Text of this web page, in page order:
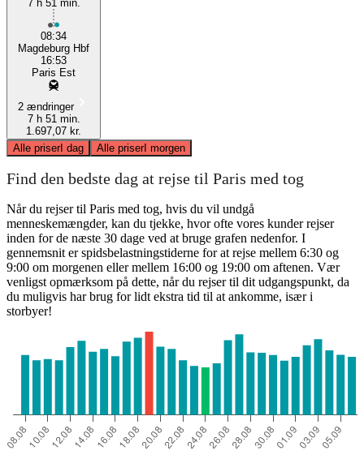
7 h 51 min.
08:34
Magdeburg Hbf
16:53
Paris Est
2 ændringer
7 h 51 min.
1.697,07 kr.
Alle priserI dag Alle priserI morgen
Find den bedste dag at rejse til Paris med tog
Når du rejser til Paris med tog, hvis du vil undgå
menneskemængder, kan du tjekke, hvor ofte vores kunder rejser
inden for de næste 30 dage ved at bruge grafen nedenfor. I
gennemsnit er spidsbelastningstiderne for at rejse mellem 6:30 og
9:00 om morgenen eller mellem 16:00 og 19:00 om aftenen. Vær
venligst opmærksom på dette, når du rejser til dit udgangspunkt, da
du muligvis har brug for lidt ekstra tid til at ankomme, især i
storbyer!